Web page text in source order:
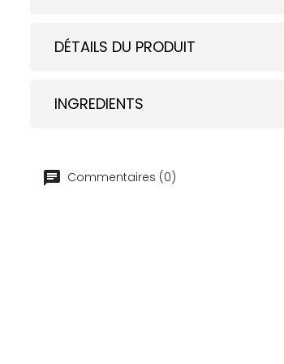
DÉTAILS DU PRODUIT
INGREDIENTS
Commentaires (0)